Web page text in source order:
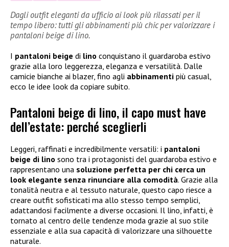
Dagli outfit eleganti da ufficio ai look più rilassati per il
tempo libero: tutti gli abbinamenti più chic per valorizzare i
pantaloni beige di lino.
I pantaloni beige di lino conquistano il guardaroba estivo
grazie alla loro leggerezza, eleganza e versatilità. Dalle
camicie bianche ai blazer, fino agli abbinamenti più casual,
ecco le idee look da copiare subito.
Pantaloni beige di lino, il capo must have
dell’estate: perché sceglierli
Leggeri, raffinati e incredibilmente versatili: i pantaloni
beige di lino sono tra i protagonisti del guardaroba estivo e
rappresentano una soluzione perfetta per chi cerca un
look elegante senza rinunciare alla comodità. Grazie alla
tonalità neutra e al tessuto naturale, questo capo riesce a
creare outfit sofisticati ma allo stesso tempo semplici,
adattandosi facilmente a diverse occasioni. Il lino, infatti, è
tornato al centro delle tendenze moda grazie al suo stile
essenziale e alla sua capacità di valorizzare una silhouette
naturale.